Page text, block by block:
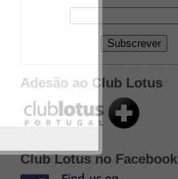
Adesão ao Club Lotus
Club Lotus no Facebook